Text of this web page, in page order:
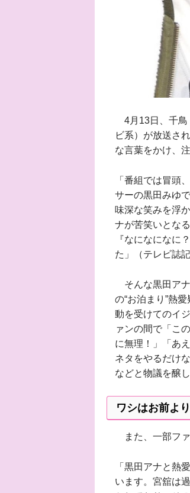
4月13日、千鳥
ビ系）が放送さ
な言葉をかけ、
「番組では冒頭
サーの黒田みゆ
味深な笑みを浮
ナが苦笑いとな
『なになになに
た」（テレビ誌記
そんな黒田アナ
の“お泊まり”熱
動を受けてのイ
ァンの間で「こ
に無理！」「あ
ネタをやるだけ
などと物議を醸し
ワシはお前よ
また、一部ファ
「黒田アナと熱
います。宮舘は